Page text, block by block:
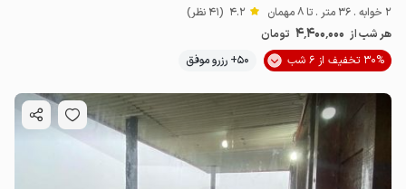
2 خوابه . 36 متر . تا 8 مهمان 4.2 (41 نظر)
هر شب از 4٬400٬000 تومان
30% تخفیف از 6 شب
50+ رزرو موفق